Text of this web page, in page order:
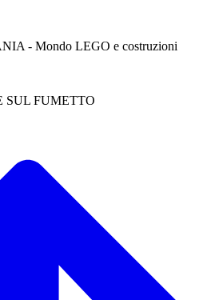
- Mondo LEGO e costruzioni
SUL FUMETTO